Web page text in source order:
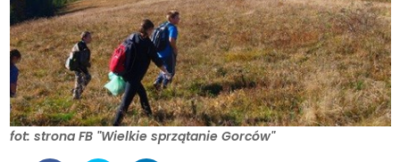
fot: strona FB "Wielkie sprzątanie Gorców"